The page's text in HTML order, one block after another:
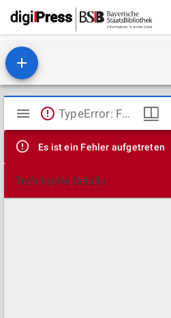
Mirador
Viewer
TypeError: Failed to fetch
Es ist ein Fehler aufgetreten
Technische Details